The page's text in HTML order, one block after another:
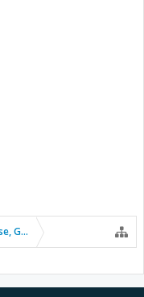
Gelenkpunktion usw.